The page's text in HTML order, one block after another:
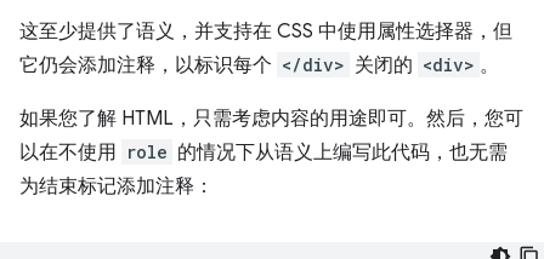
这至少提供了语义，并支持在 CSS 中使用属性选择器，但
它仍会添加注释，以标识每个 </div> 关闭的 <div> 。
如果您了解 HTML，只需考虑内容的用途即可。然后，您可
以在不使用 role 的情况下从语义上编写此代码，也无需
为结束标记添加注释：